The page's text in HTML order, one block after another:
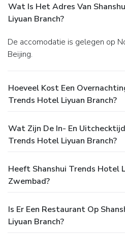
Wat Is Het Adres Van
Liyuan Branch?
De accomodatie is gelegen op No.53 in YunJing Bei Li in
Beijing.
Hoeveel Kost Een
Trends Hotel Liyuan Branch?
Wat Zijn De In- En
Trends Hotel Liyuan Branch?
Heeft Shanshui Trends Hotel
Zwembad?
Is Er Een Restaurant Op
Liyuan Branch?